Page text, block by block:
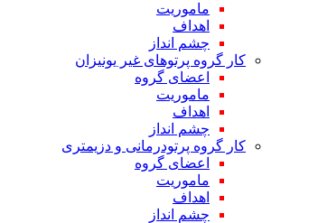
ماموریت
اهداف
چشم انداز
کار گروه پرتوهای غیر یونیزان
اعضای گروه
ماموریت
اهداف
چشم انداز
کار گروه پرتودرمانی و دزیمتری
اعضای گروه
ماموریت
اهداف
چشم انداز